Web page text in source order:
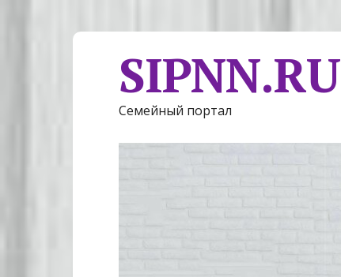
SIPNN.RU
Семейный портал